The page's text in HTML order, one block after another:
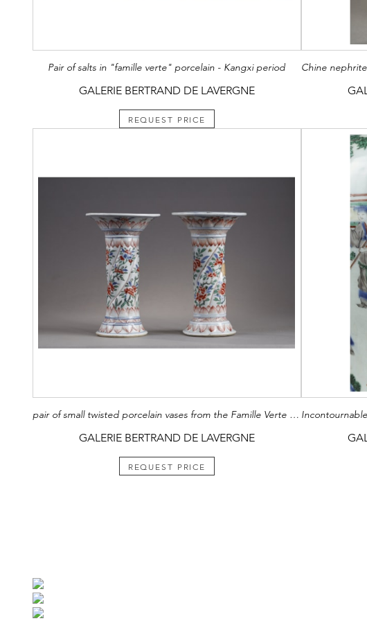
Pair of salts in "famille verte" porcelain - Kangxi period
GALERIE BERTRAND DE LAVERGNE
REQUEST PRICE
pair of small twisted porcelain vases from the Famille Verte - China Kangxi period 1662/1722
GALERIE BERTRAND DE LAVERGNE
REQUEST PRICE